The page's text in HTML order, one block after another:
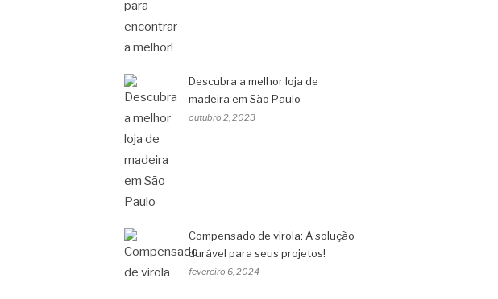
Descubra a melhor loja de
madeira em São Paulo
outubro 2, 2023
Compensado de virola: A solução
durável para seus projetos!
fevereiro 6, 2024